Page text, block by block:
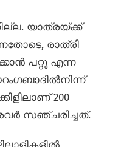
യാത്രയ്ക്ക്
രാത്രി
പറ്റൂ എന്ന
200
സഞ്ചരിച്ചത്.